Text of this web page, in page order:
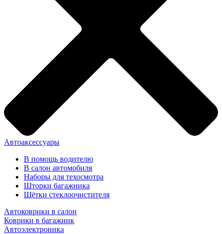
Автоаксессуары
В помощь водителю
В салон автомобиля
Наборы для техосмотра
Шторки багажника
Щётки стеклоочистителя
Автоковрики в салон
Коврики в багажник
Автоэлектроника